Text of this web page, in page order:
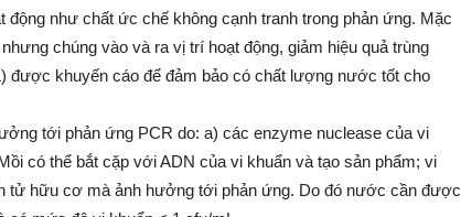
như chất ức chế không cạnh tranh trong phản ứng. Mặc
chúng vào và ra vị trí hoạt động, giảm hiệu quả trùng
được khuyến cáo để đảm bảo có chất lượng nước tốt cho
tới phản ứng PCR do: a) các enzyme nuclease của vi
có thể bắt cặp với ADN của vi khuẩn và tạo sản phẩm; vi
tử hữu cơ mà ảnh hưởng tới phản ứng. Do đó nước cần được